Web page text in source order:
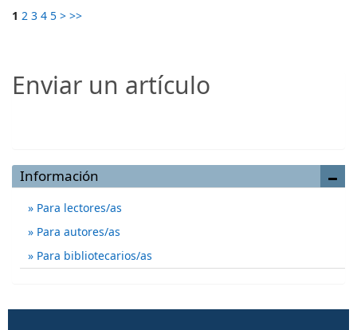
1 2 3 4 5 > >>
Enviar un artículo
Información
Para lectores/as
Para autores/as
Para bibliotecarios/as